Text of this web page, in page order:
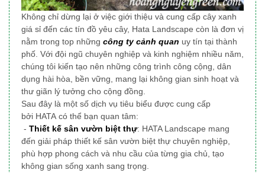
Không chỉ dừng lại ở việc giới thiệu và cung cấp cây xanh
giá sỉ đến các tín đồ yêu cây, Hata Landscape còn là đơn vị
nằm trong top những công ty cảnh quan uy tín tại thành
phố. Với đội ngũ chuyên nghiệp và kinh nghiệm nhiều năm,
chúng tôi kiến tạo nên những công trình công cộng, dân
dụng hài hòa, bền vững, mang lại không gian sinh hoạt và
thư giãn lý tưởng cho cộng đồng.
Sau đây là một số dịch vụ tiêu biểu được cung cấp
bởi HATA có thể bạn quan tâm:
- Thiết kế sân vườn biệt thự: HATA Landscape mang
đến giải pháp thiết kế sân vườn biệt thự chuyên nghiệp,
phù hợp phong cách và nhu cầu của từng gia chủ, tạo
không gian sống xanh sang trọng.